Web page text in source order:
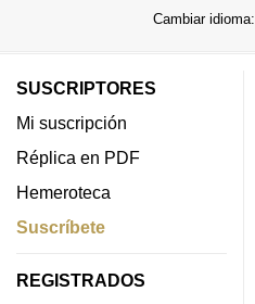
Cambiar idioma:
SUSCRIPTORES
Mi suscripción
Réplica en PDF
Hemeroteca
Suscríbete
REGISTRADOS